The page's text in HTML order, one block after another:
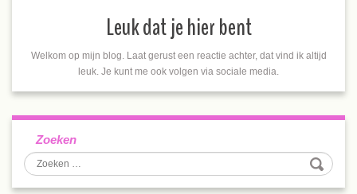
Leuk dat je hier bent
Welkom op mijn blog. Laat gerust een reactie achter, dat vind ik altijd
leuk. Je kunt me ook volgen via sociale media.
Zoeken